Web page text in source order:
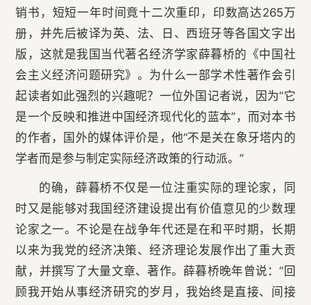
销书，短短一年时间竟十二次重印，印数高达265万
册，并先后被译为英、法、日、西班牙等各国文字出
版，这就是我国当代著名经济学家薛暮桥的《中国社
会主义经济问题研究》。为什么一部学术性著作会引
起读者如此强烈的兴趣呢？一位外国记者说，因为“它
是一个反映和推进中国经济现代化的蓝本”，而对本书
的作者，国外的媒体评价是，他“不是关在象牙塔内的
学者而是参与制定实际经济政策的行动派。”
的确，薛暮桥不仅是一位注重实际的理论家，同
时又是能够对我国经济建设提出有价值意见的少数理
论家之一。不论是在战争年代还是在和平时期，长期
以来为我党的经济决策、经济理论发展作出了重大贡
献，并撰写了大量文章、著作。薛暮桥晚年曾说：“回
顾我开始从事经济研究的岁月，我始终是直接、间接